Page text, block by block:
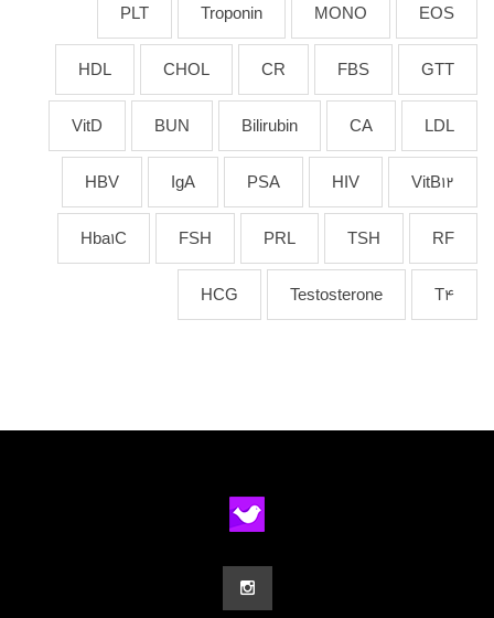
EOS
MONO
Troponin
PLT
GTT
FBS
CR
CHOL
HDL
LDL
CA
Bilirubin
BUN
VitD
VitB12
HIV
PSA
IgA
HBV
RF
TSH
PRL
FSH
Hba1C
T4
Testosterone
HCG